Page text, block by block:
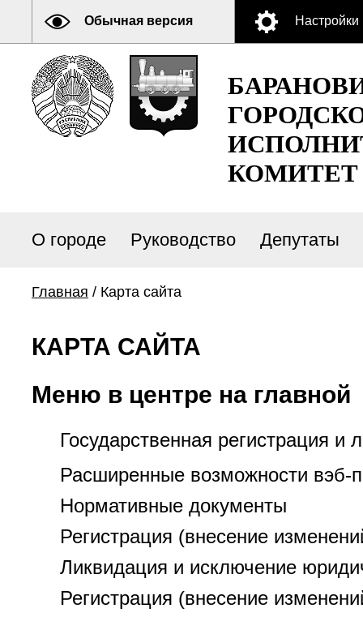
Обычная версия Настройки
КОМИТЕТ
О городе Руководство Депутаты
Главная / Карта сайта
КАРТА САЙТА
Меню в центре на главной
Государственная регистрация и
Расширенные возможности вэб-
Нормативные документы
Регистрация (внесение
Ликвидация и исключение
Регистрация (внесение